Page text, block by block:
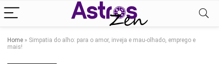
Home » Simpatia do alho: para o amor, inveja e mau-olhado, emprego e
mais!